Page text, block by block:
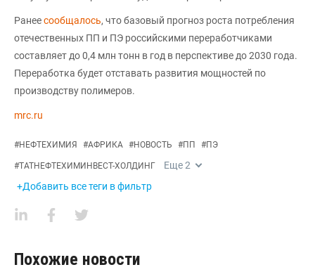
Ранеесообщалось, что базовый прогноз роста потребления
отечественных ПП и ПЭ российскими переработчиками
составляет до 0,4 млн тонн в год в перспективе до 2030 года.
Переработка будет отставать развития мощностей по
производству полимеров.
mrc.ru
#НЕФТЕХИМИЯ #АФРИКА #НОВОСТЬ #ПП #ПЭ
#ТАТНЕФТЕХИМИНВЕСТ-ХОЛДИНГ Еще2
+Добавить все теги в фильтр
Похожие новости